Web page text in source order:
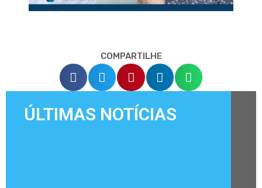
COMPARTILHE
ÚLTIMAS NOTÍCIAS